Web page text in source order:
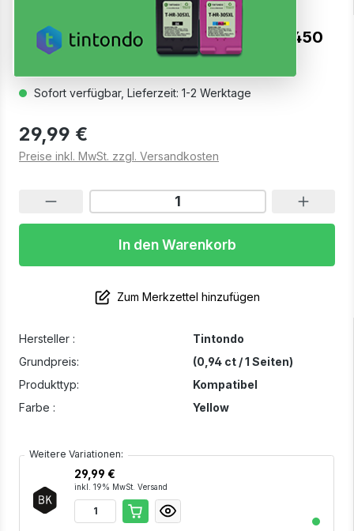
Hersteller :
Tintondo
Grundpreis:
(0,94 ct / 1 Seiten)
Produkttyp:
Kompatibel
Farbe :
Yellow
Weitere Variationen:
29,99 €
inkl. 19% MwSt. Versand
Toner kompatibel für Kyocera TK-5450
Gelb
Sofort verfügbar, Lieferzeit: 1-2 Werktage
29,99 €
Preise inkl. MwSt. zzgl. Versandkosten
In den Warenkorb
Zum Merkzettel hinzufügen